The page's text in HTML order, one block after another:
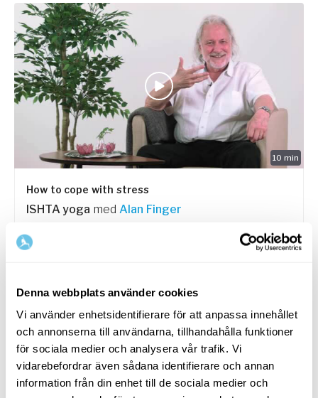
Denna webbplats använder cookies
Vi använder enhetsidentifierare för att anpassa innehållet
och annonserna till användarna, tillhandahålla funktioner
för sociala medier och analysera vår trafik. Vi
vidarebefordrar även sådana identifierare och annan
information från din enhet till de sociala medier och
10 min
How to cope with stress
ISHTA yoga med Alan Finger
How can yoga and meditation help us cope with
stress?
PASSAR ALLA